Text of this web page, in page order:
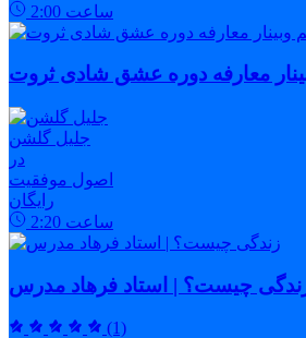
2:00 ساعت
معارفه دوره عشق شادی ثروت
جلیل گلشن
در
اصول موفقیت
رایگان
2:20 ساعت
چیست؟ | استاد فرهاد مدرس
(1)